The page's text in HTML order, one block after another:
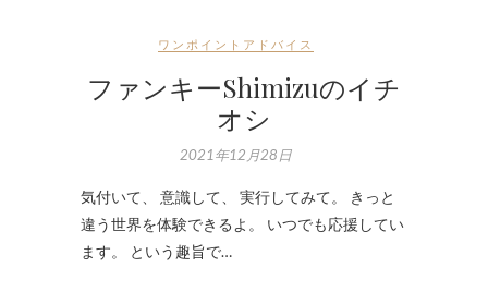
ワンポイントアドバイス
ファンキーShimizuのイチ
オシ
2021年12月28日
気付いて、 意識して、 実行してみて。 きっと
違う世界を体験できるよ。 いつでも応援してい
ます。 という趣旨で…